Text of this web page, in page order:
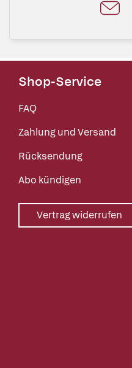
Shop-Service
FAQ
Zahlung und Versand
Rücksendung
Abo kündigen
Vertrag widerrufen